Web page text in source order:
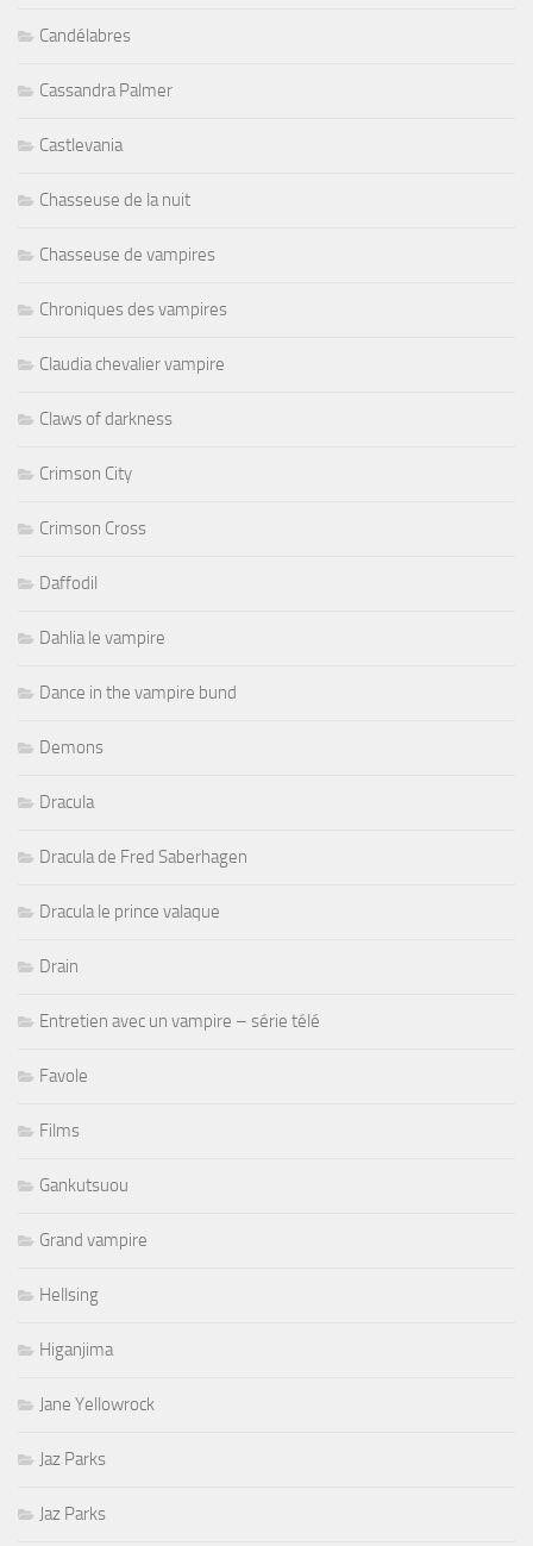
Candélabres
Cassandra Palmer
Castlevania
Chasseuse de la nuit
Chasseuse de vampires
Chroniques des vampires
Claudia chevalier vampire
Claws of darkness
Crimson City
Crimson Cross
Daffodil
Dahlia le vampire
Dance in the vampire bund
Demons
Dracula
Dracula de Fred Saberhagen
Dracula le prince valaque
Drain
Entretien avec un vampire – série télé
Favole
Films
Gankutsuou
Grand vampire
Hellsing
Higanjima
Jane Yellowrock
Jaz Parks
Jaz Parks